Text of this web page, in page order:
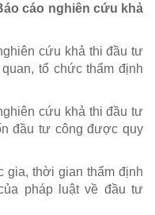
cáo nghiên cứu khả
cứu khả thi đầu tư
tổ chức thẩm định
cứu khả thi đầu tư
đầu tư công được quy
gia, thời gian thẩm định
pháp luật về đầu tư